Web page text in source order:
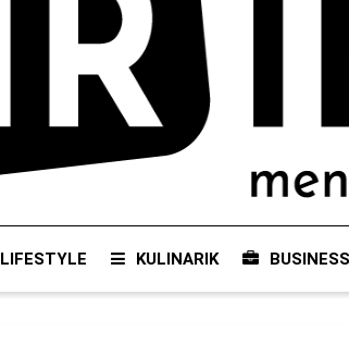
LIFESTYLE KULINARIK BUSINESS